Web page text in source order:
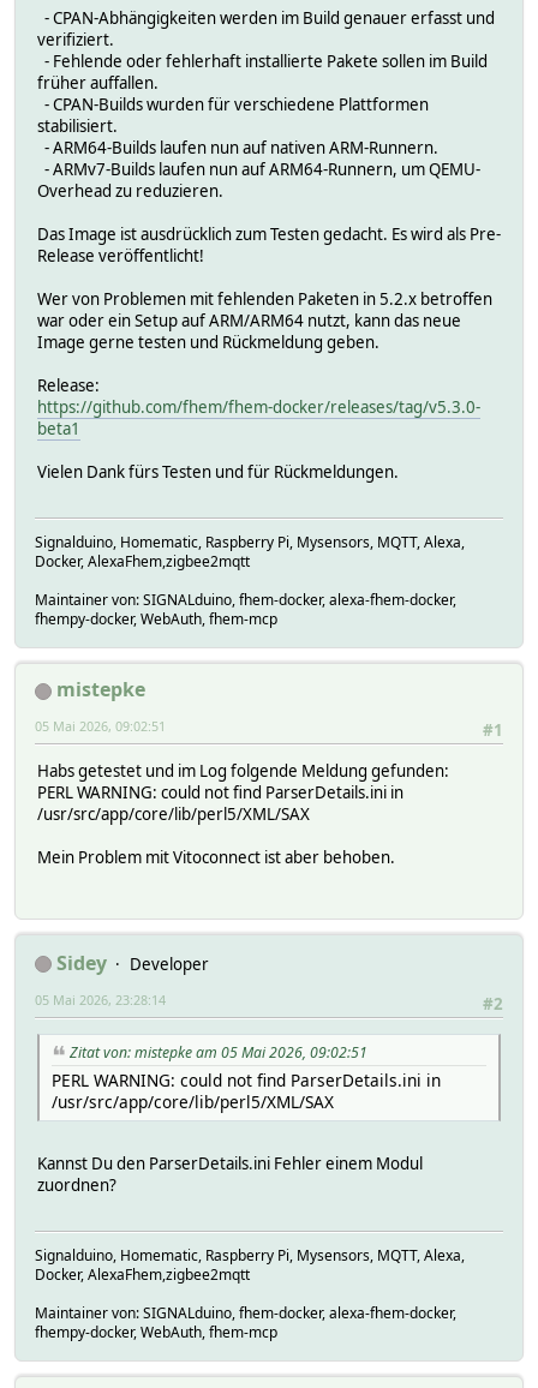
- CPAN-Abhängigkeiten werden im Build genauer erfasst und
verifiziert.
- Fehlende oder fehlerhaft installierte Pakete sollen im Build
früher auffallen.
- CPAN-Builds wurden für verschiedene Plattformen
stabilisiert.
- ARM64-Builds laufen nun auf nativen ARM-Runnern.
- ARMv7-Builds laufen nun auf ARM64-Runnern, um QEMU-
Overhead zu reduzieren.
Das Image ist ausdrücklich zum Testen gedacht. Es wird als Pre-
Release veröffentlicht!
Wer von Problemen mit fehlenden Paketen in 5.2.x betroffen
war oder ein Setup auf ARM/ARM64 nutzt, kann das neue
Image gerne testen und Rückmeldung geben.
Release:
https://github.com/fhem/fhem-docker/releases/tag/v5.3.0-
beta1
Vielen Dank fürs Testen und für Rückmeldungen.
Signalduino, Homematic, Raspberry Pi, Mysensors, MQTT, Alexa,
Docker, AlexaFhem,zigbee2mqtt
Maintainer von: SIGNALduino, fhem-docker, alexa-fhem-docker,
fhempy-docker, WebAuth, fhem-mcp
mistepke
#1
05 Mai 2026, 09:02:51
Habs getestet und im Log folgende Meldung gefunden:
PERL WARNING: could not find ParserDetails.ini in
/usr/src/app/core/lib/perl5/XML/SAX
Mein Problem mit Vitoconnect ist aber behoben.
Sidey
Developer
#2
05 Mai 2026, 23:28:14
Zitat von: mistepke am 05 Mai 2026, 09:02:51
PERL WARNING: could not find ParserDetails.ini in
/usr/src/app/core/lib/perl5/XML/SAX
Kannst Du den ParserDetails.ini Fehler einem Modul
zuordnen?
Signalduino, Homematic, Raspberry Pi, Mysensors, MQTT, Alexa,
Docker, AlexaFhem,zigbee2mqtt
Maintainer von: SIGNALduino, fhem-docker, alexa-fhem-docker,
fhempy-docker, WebAuth, fhem-mcp